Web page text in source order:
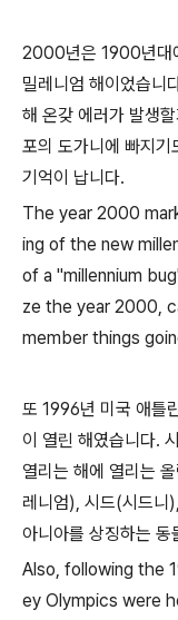
2000년은 1900년대
밀레니엄 해이었습니
해 온갖 에러가 발생
포의 도가니에 빠지기
기억이 납니다.
The year 2000
ing of the new
of a "millennium
ze the year 2000,
member things
또 1996년 미국 애틀
이 열린 해였습니다.
열리는 해에 열리는
레니엄), 시드(시드니
아니아를 상징하는 동
Also, following the
ey Olympics were